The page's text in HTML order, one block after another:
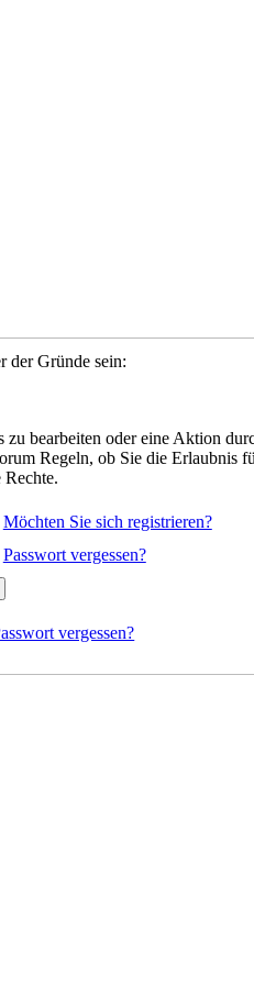
der Gründe sein:
zu bearbeiten oder eine Aktion
Regeln, ob Sie die Erlaubnis
Rechte.
Möchten Sie sich registrieren?
Passwort vergessen?
vergessen?